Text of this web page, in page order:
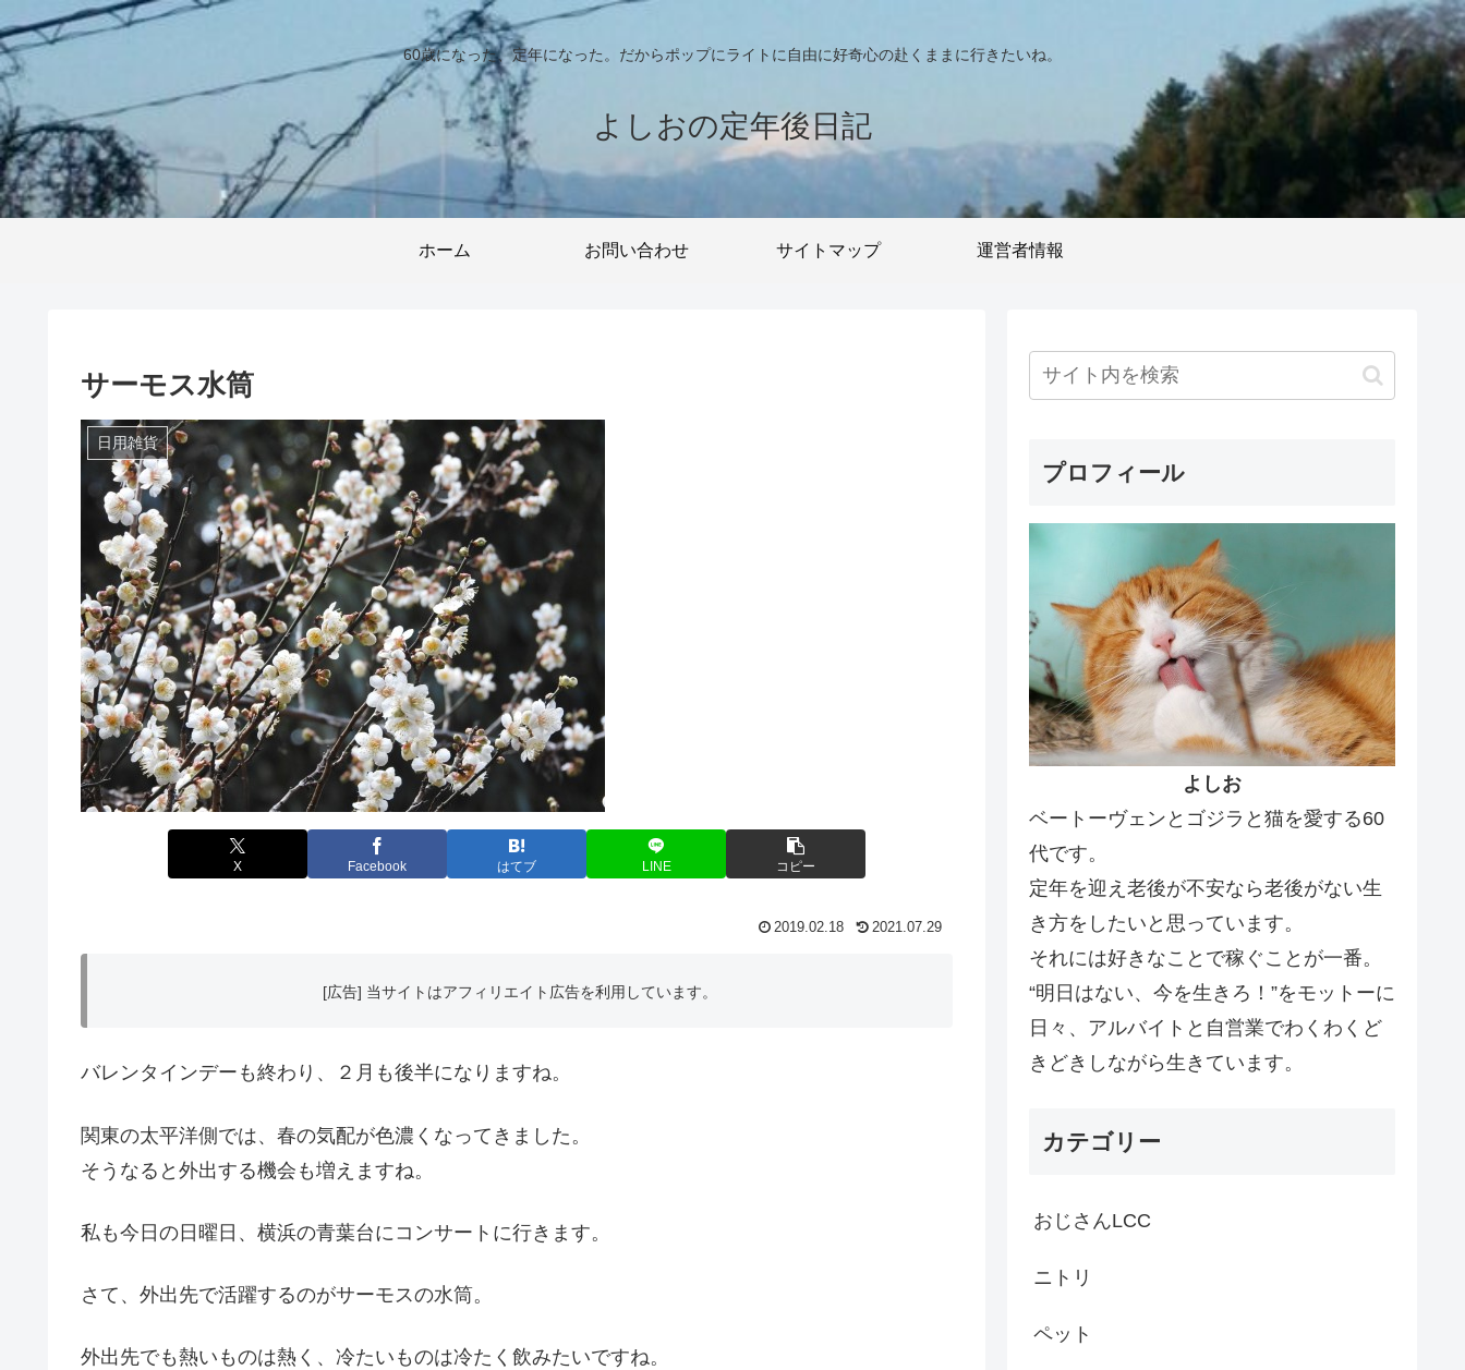
60歳になった、定年になった。だからポップにライトに自由に好奇心の赴くままに行きたいね。
よしおの定年後日記
ホーム お問い合わせ サイトマップ 運営者情報
サーモス水筒
日用雑貨
X Facebook はてブ LINE コピー
2019.02.18 2021.07.29
[広告] 当サイトはアフィリエイト広告を利用しています。
バレンタインデーも終わり、２月も後半になりますね。
関東の太平洋側では、春の気配が色濃くなってきました。
そうなると外出する機会も増えますね。
私も今日の日曜日、横浜の青葉台にコンサートに行きます。
さて、外出先で活躍するのがサーモスの水筒。
外出先でも熱いものは熱く、冷たいものは冷たく飲みたいですね。
プロフィール
よしお
ベートーヴェンとゴジラと猫を愛する60
代です。
定年を迎え老後が不安なら老後がない生
き方をしたいと思っています。
それには好きなことで稼ぐことが一番。
“明日はない、今を生きろ！”をモットーに
日々、アルバイトと自営業でわくわくど
きどきしながら生きています。
カテゴリー
おじさんLCC
ニトリ
ペット